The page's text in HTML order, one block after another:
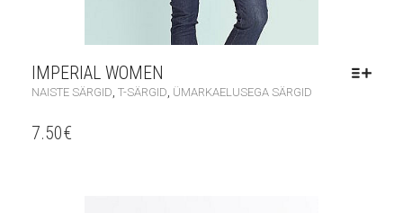
IMPERIAL WOMEN
NAISTE SÄRGID T-SÄRGID ÜMARKAELUSEGA SÄRGID
7.50€